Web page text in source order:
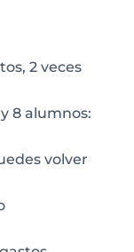
2 veces
8 alumnos:
volver